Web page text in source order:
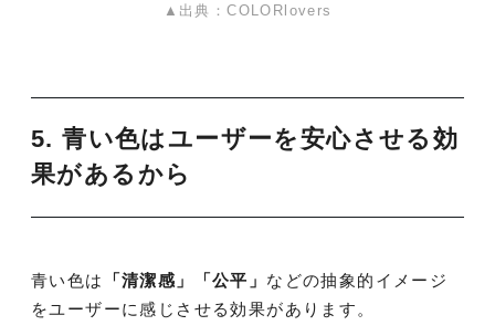
▲出典：COLORlovers
5. 青い色はユーザーを安心させる効
果があるから
青い色は 「清潔感」「公平」 などの抽象的イメージ
をユーザーに感じさせる効果があります。